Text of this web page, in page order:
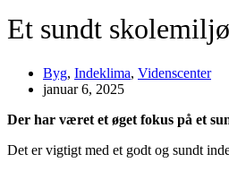
Et sundt
Byg, Indeklima, Videnscenter
januar 6, 2025
Der har været et øget fokus på et
Det er vigtigt med et godt og sundt